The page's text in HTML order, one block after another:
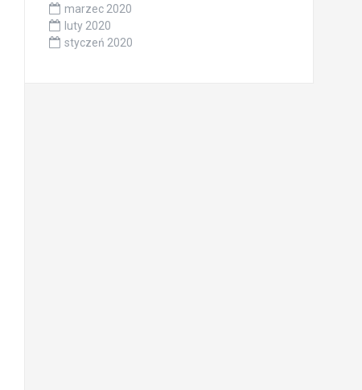
marzec 2020
luty 2020
styczeń 2020